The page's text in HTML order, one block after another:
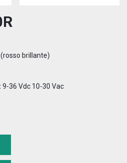
brillante)
9-36 Vdc 10-30 Vac